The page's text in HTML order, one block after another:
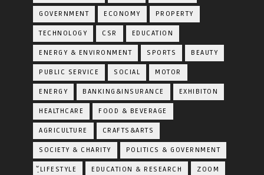
GOVERNMENT ECONOMY PROPERTY
TECHNOLOGY CSR EDUCATION
ENERGY & ENVIRONMENT SPORTS BEAUTY
PUBLIC SERVICE SOCIAL MOTOR
ENERGY BANKING&INSURANCE EXHIBITON
HEALTHCARE FOOD & BEVERAGE
AGRICULTURE CRAFTS&ARTS
SOCIETY & CHARITY POLITICS & GOVERNMENT
ฺัLIFESTYLE EDUCATION & RESEARCH ZOOM